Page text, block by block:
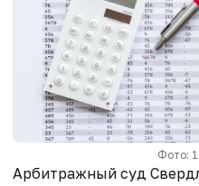
Фото:
Арбитражный суд